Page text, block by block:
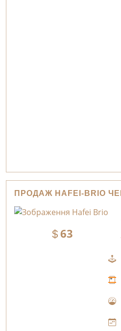
ПРОДАЖ HAFEI-BRIO
63